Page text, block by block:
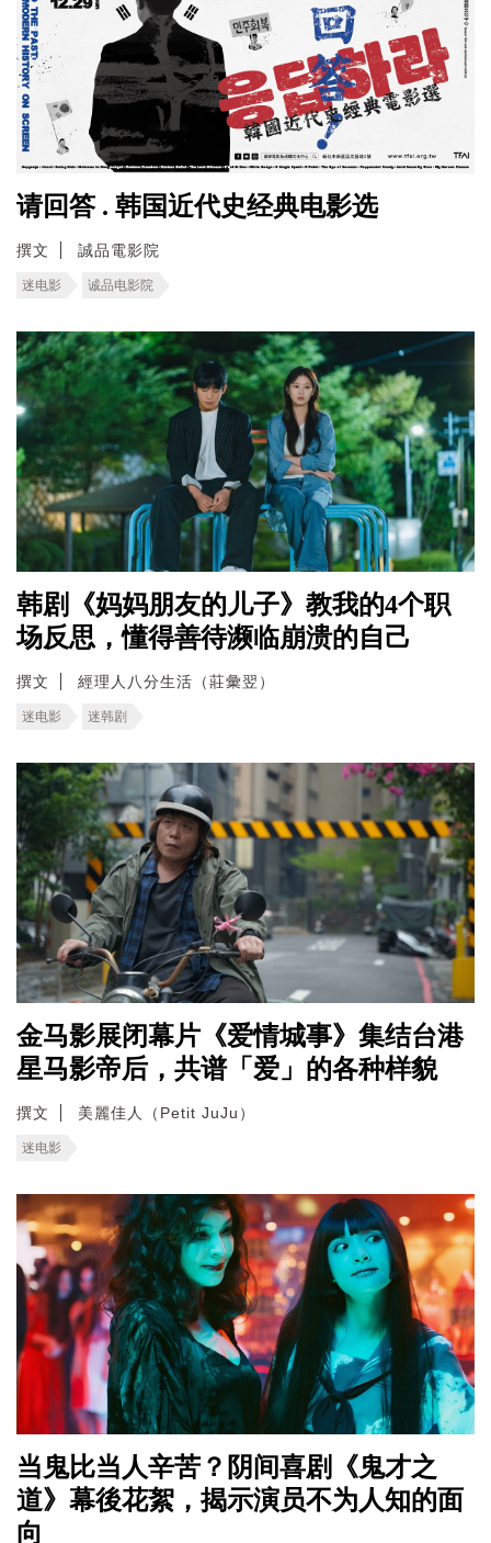
请回答 . 韩国近代史经典电影选
撰文 誠品電影院
迷电影 诚品电影院
韩剧《妈妈朋友的儿子》教我的4个职
场反思，懂得善待濒临崩溃的自己
撰文 經理人八分生活（莊彙翌）
迷电影 迷韩剧
金马影展闭幕片《爱情城事》集结台港
星马影帝后，共谱「爱」的各种样貌
撰文 美麗佳人（Petit JuJu）
迷电影
当鬼比当人辛苦？阴间喜剧《鬼才之
道》幕後花絮，揭示演员不为人知的面
向